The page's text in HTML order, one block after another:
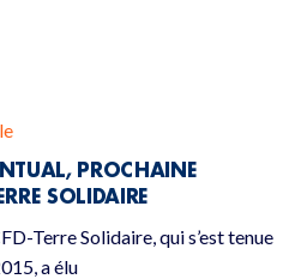
PROCHAINE
SOLIDAIRE
Terre Solidaire, qui s’est tenue
a élu